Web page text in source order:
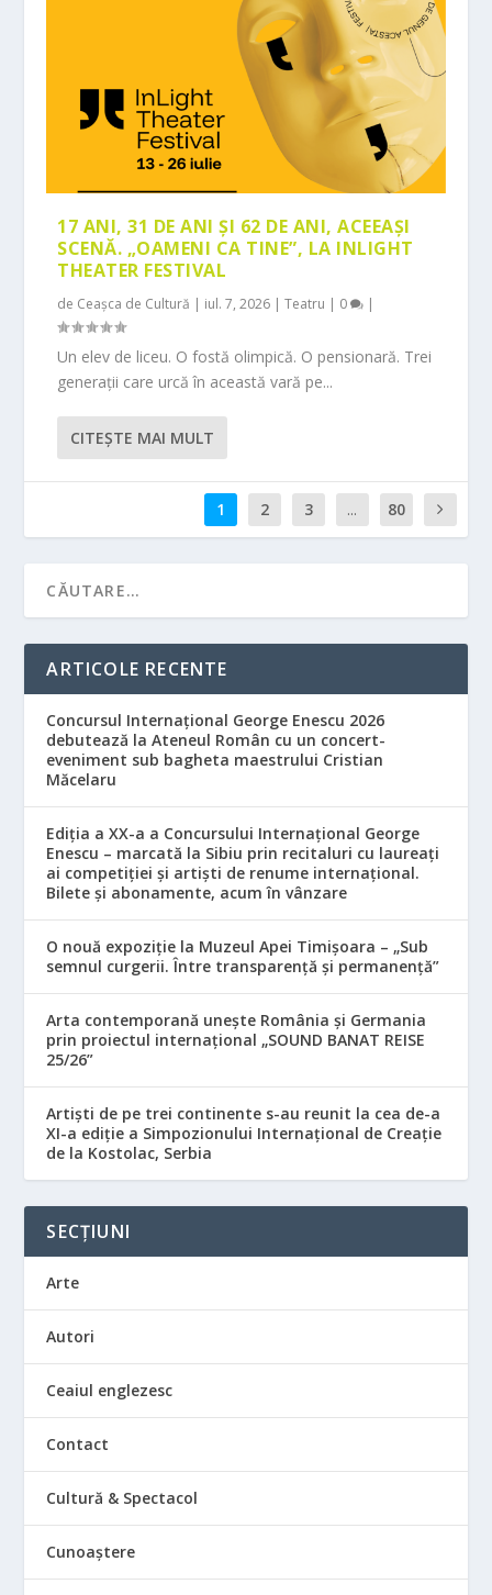
17 ANI, 31 DE ANI ȘI 62 DE ANI, ACEEAȘI
SCENĂ. „OAMENI CA TINE”, LA INLIGHT
THEATER FESTIVAL
de Ceașca de Cultură | iul. 7, 2026 |Teatru | 0 |
Un elev de liceu. O fostă olimpică. O pensionară. Trei
generații care urcă în această vară pe...
CITEŞTE MAI MULT
1 2 3 ... 80
ARTICOLE RECENTE
Concursul Internațional George Enescu 2026
debutează la Ateneul Român cu un concert-
eveniment sub bagheta maestrului Cristian
Măcelaru
Ediția a XX-a a Concursului Internațional George
Enescu – marcată la Sibiu prin recitaluri cu laureați
ai competiției și artiști de renume internațional.
Bilete și abonamente, acum în vânzare
O nouă expoziție la Muzeul Apei Timișoara – „Sub
semnul curgerii. Între transparență și permanență”
Arta contemporană unește România și Germania
prin proiectul internațional „SOUND BANAT REISE
25/26”
Artiști de pe trei continente s-au reunit la cea de-a
XI-a ediție a Simpozionului Internațional de Creație
de la Kostolac, Serbia
SECȚIUNI
Arte
Autori
Ceaiul englezesc
Contact
Cultură & Spectacol
Cunoaștere